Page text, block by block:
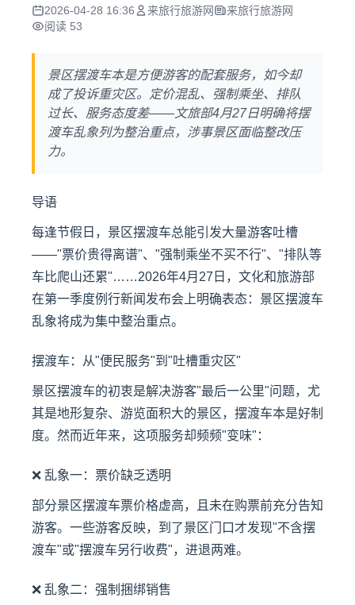
2026-04-28 16:36 来旅行旅游网
来旅行旅游网
阅读 53
景区摆渡车本是方便游客的配套服务，如今却
成了投诉重灾区。定价混乱、强制乘坐、排队
过长、服务态度差——文旅部4月27日明确将摆
渡车乱象列为整治重点，涉事景区面临整改压
力。
导语
每逢节假日，景区摆渡车总能引发大量游客吐槽
——"票价贵得离谱"、"强制乘坐不买不行"、"排队等
车比爬山还累"……2026年4月27日，文化和旅游部
在第一季度例行新闻发布会上明确表态：景区摆渡车
乱象将成为集中整治重点。
摆渡车：从"便民服务"到"吐槽重灾区"
景区摆渡车的初衷是解决游客"最后一公里"问题，尤
其是地形复杂、游览面积大的景区，摆渡车本是好制
度。然而近年来，这项服务却频频"变味"：
❌ 乱象一：票价缺乏透明
部分景区摆渡车票价格虚高，且未在购票前充分告知
游客。一些游客反映，到了景区门口才发现"不含摆
渡车"或"摆渡车另行收费"，进退两难。
❌ 乱象二：强制捆绑销售